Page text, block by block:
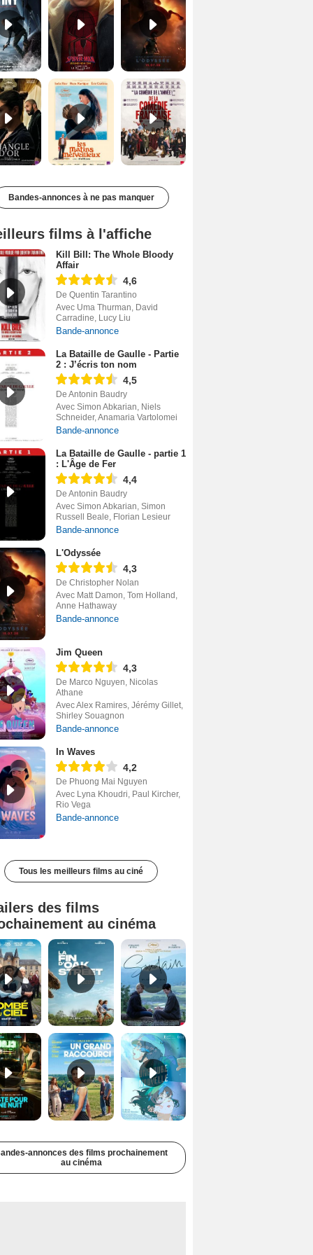
Le Triangle d'or Bande-annonce VF De la Comédie-Française Teaser VF
Bandes-annonces à ne pas manquer
films à l'affiche
Kill Bill: The Whole Bloody
Affair
4,6
De Quentin Tarantino
Avec Uma Thurman, David
Carradine, Lucy Liu
Bande-annonce
La Bataille de Gaulle - Partie
2 : J’écris ton nom
4,5
De Antonin Baudry
Avec Simon Abkarian, Niels
Schneider, Anamaria Vartolomei
Bande-annonce
La Bataille de Gaulle - partie 1
: L'Âge de Fer
4,4
De Antonin Baudry
Avec Simon Abkarian, Simon
Russell Beale, Florian Lesieur
Bande-annonce
L'Odyssée
4,3
De Christopher Nolan
Avec Matt Damon, Tom Holland,
Anne Hathaway
Bande-annonce
Jim Queen
4,3
De Marco Nguyen, Nicolas
Athane
Avec Alex Ramires, Jérémy Gillet,
Shirley Souagnon
Bande-annonce
In Waves
4,2
De Phuong Mai Nguyen
Avec Lyna Khoudri, Paul Kircher,
Rio Vega
Bande-annonce
Tous les meilleurs films au ciné
des films
au cinéma
Tombé du ciel Bande-annonce VF La fin d’Oak Street Bande-annonce VO STFR
Juste pour une nuit Bande-annonce VO STFR Un grand raccourci Bande-annonce VF Une aube nouvelle Bande-annonce VO STFR
annonces des films prochainement
au cinéma